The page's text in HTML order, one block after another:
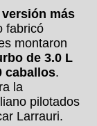
versión más
fabricó
montaron
de 3.0 L
caballos.
la
pilotados
Larrauri.